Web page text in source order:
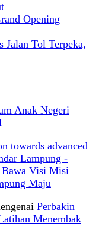
Opening
Jalan Tol Terpeka,
Anak Negeri
towards advanced
Lampung -
Visi Misi
Maju
Perbakin
Menembak